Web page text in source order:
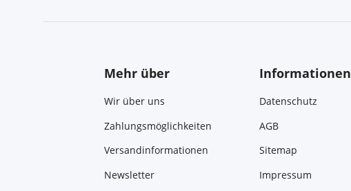
Mehr über
Wir über uns
Zahlungsmöglichkeiten
Versandinformationen
Newsletter
Informationen
Datenschutz
AGB
Sitemap
Impressum